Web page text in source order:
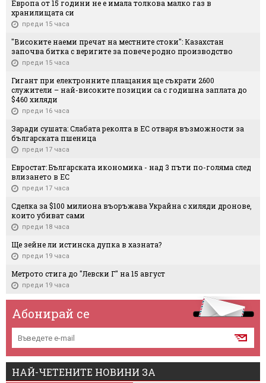
Европа от 15 години не е имала толкова малко газ в
хранилищата си
преди 15 часа
"Високите наеми пречат на местните стоки": Казахстан
започва битка с веригите за повече родно производство
преди 15 часа
Гигант при електронните плащания ще съкрати 2600
служители – най-високите позиции са с годишна заплата до
$460 хиляди
преди 16 часа
Заради сушата: Слабата реколта в ЕС отваря възможности за
българската пшеница
преди 17 часа
Евростат: Българската икономика - над 3 пъти по-голяма след
влизането в ЕС
преди 17 часа
Сделка за $100 милиона въоръжава Украйна с хиляди дронове,
които убиват сами
преди 18 часа
Ще зейне ли истинска дупка в хазната?
преди 19 часа
Метрото стига до "Левски Г" на 15 август
преди 19 часа
Абонирай се
НАЙ-ЧЕТЕНИТЕ НОВИНИ ЗА